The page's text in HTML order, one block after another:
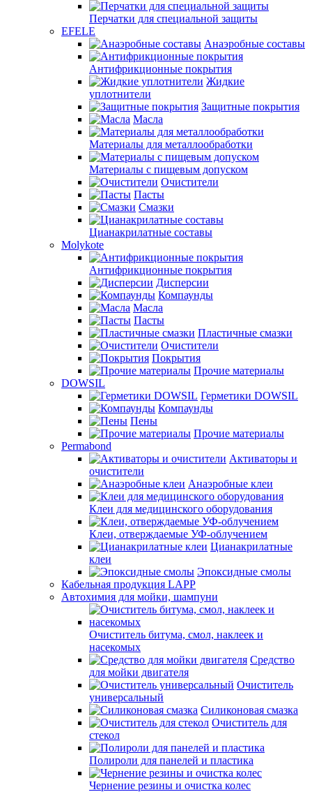
Перчатки для специальной защиты
EFELE
Анаэробные составы
Антифрикционные покрытия
Жидкие
уплотнители
Защитные покрытия
Масла
Материалы для металлообработки
Материалы с пищевым допуском
Очистители
Пасты
Смазки
Цианакрилатные составы
Molykote
Антифрикционные покрытия
Дисперсии
Компаунды
Масла
Пасты
Пластичные смазки
Очистители
Покрытия
Прочие материалы
DOWSIL
Герметики DOWSIL
Компаунды
Пены
Прочие материалы
Permabond
Активаторы и
очистители
Анаэробные клеи
Клеи для медицинского оборудования
Клеи, отверждаемые УФ-облучением
Цианакрилатные
клеи
Эпоксидные смолы
Кабельная продукция LAPP
Автохимия для мойки, шампуни
Очиститель битума, смол, наклеек и
насекомых
Средство
для мойки двигателя
Очиститель
универсальный
Силиконовая смазка
Очиститель для
стекол
Полироли для панелей и пластика
Чернение резины и очистка колес